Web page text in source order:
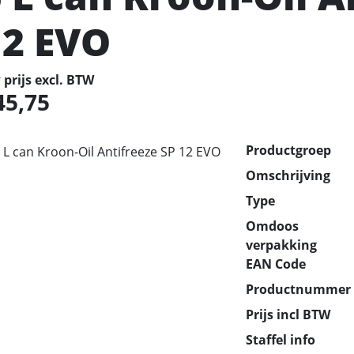
EVO
prijs excl. BTW
Productgroep
Omschrijving
Type
Omdoos
verpakking
EAN Code
Productnummer
Prijs incl BTW
Staffel info